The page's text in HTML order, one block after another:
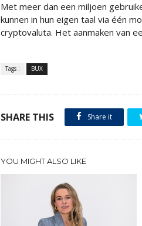
Met meer dan een miljoen
kunnen in hun eigen taal via één
cryptovaluta. Het aanmaken van
Tags : BUX
SHARE THIS Share it
YOU MIGHT ALSO LIKE